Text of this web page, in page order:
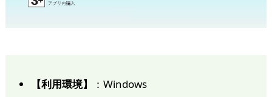
【利用環境】 ：Windows